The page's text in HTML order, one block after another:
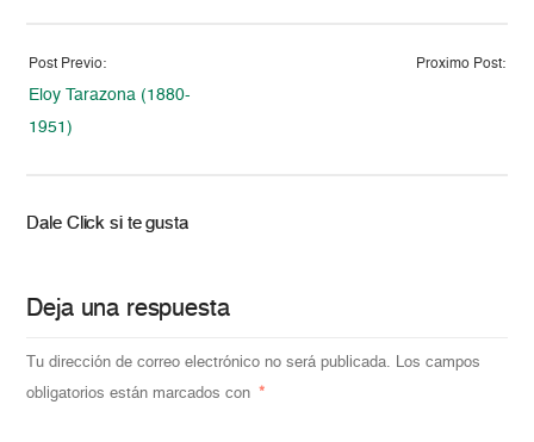
Post Previo:
Eloy Tarazona (1880-
1951)
Proximo Post:
Dale Click si te gusta
Deja una respuesta
Tu dirección de correo electrónico no será publicada. Los campos
obligatorios están marcados con
*